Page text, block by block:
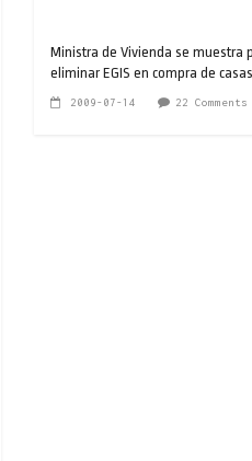
Ministra de Vivienda se muestra
eliminar EGIS en compra de
2009-07-14 22 Comments